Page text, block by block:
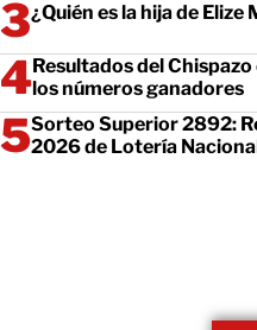
¿Quién es la hija de Elize
Resultados del
los números ganadores
Sorteo Superior 2892:
2026 de Lotería